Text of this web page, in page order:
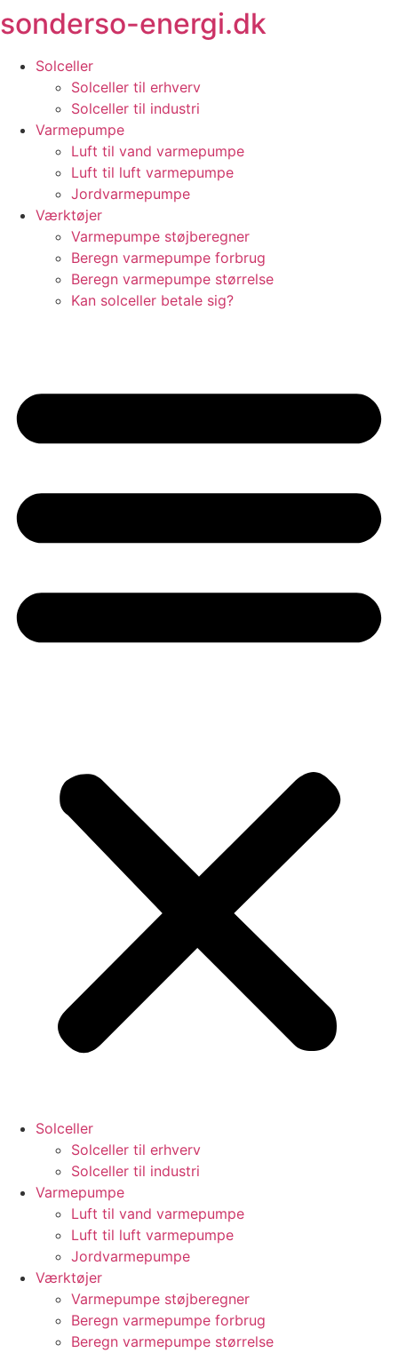
Videre
til
indhold
sonderso-energi.dk
Solceller
Solceller til erhverv
Solceller til industri
Varmepumpe
Luft til vand varmepumpe
Luft til luft varmepumpe
Jordvarmepumpe
Værktøjer
Varmepumpe støjberegner
Beregn varmepumpe forbrug
Beregn varmepumpe størrelse
Kan solceller betale sig?
Solceller
Solceller til erhverv
Solceller til industri
Varmepumpe
Luft til vand varmepumpe
Luft til luft varmepumpe
Jordvarmepumpe
Værktøjer
Varmepumpe støjberegner
Beregn varmepumpe forbrug
Beregn varmepumpe størrelse